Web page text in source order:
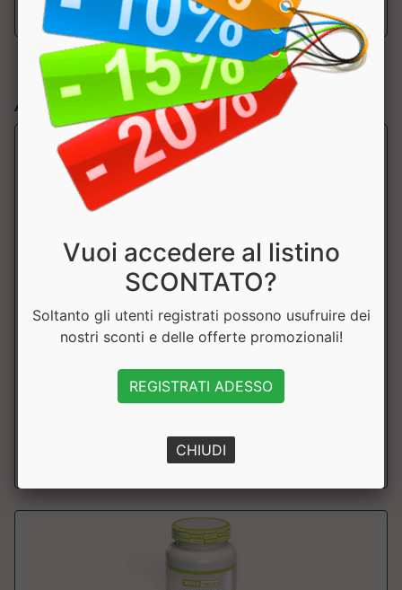
Articoli simili:
COQ10
Why Nature
Integratore alimentare di CoQ10 da fermentazione, utile per
il metabolismo energetico. Pre...
Vuoi accedere al listino
SCONTATO?
Soltanto gli utenti registrati possono usufruire dei
nostri sconti e delle offerte promozionali!
REGISTRATI ADESSO
CHIUDI